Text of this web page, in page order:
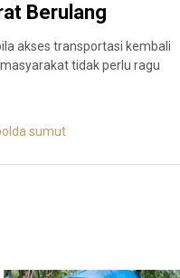
Berulang
akses transportasi kembali
tidak perlu ragu
sumut